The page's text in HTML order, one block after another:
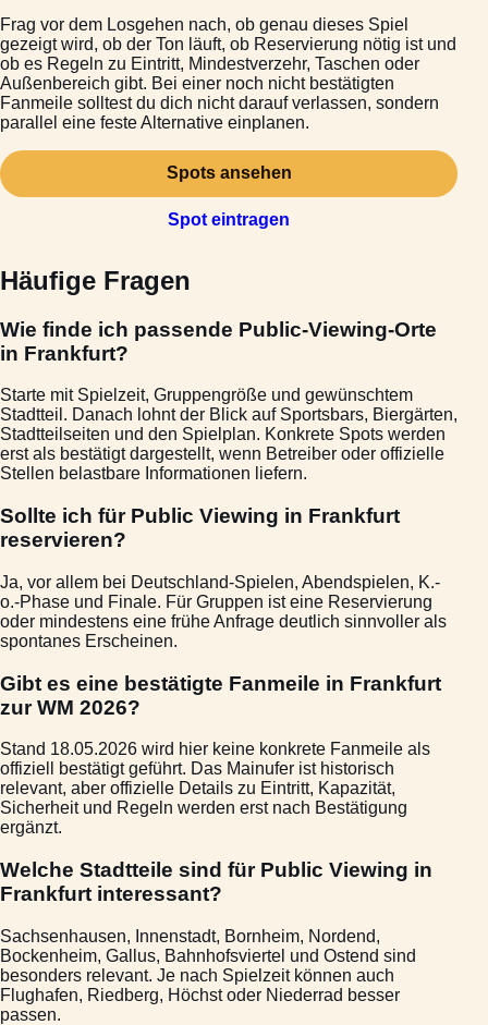
Frag vor dem Losgehen nach, ob genau dieses Spiel
gezeigt wird, ob der Ton läuft, ob Reservierung nötig ist und
ob es Regeln zu Eintritt, Mindestverzehr, Taschen oder
Außenbereich gibt. Bei einer noch nicht bestätigten
Fanmeile solltest du dich nicht darauf verlassen, sondern
parallel eine feste Alternative einplanen.
Spots ansehen
Spot eintragen
Häufige Fragen
Wie finde ich passende Public-Viewing-Orte
in Frankfurt?
Starte mit Spielzeit, Gruppengröße und gewünschtem
Stadtteil. Danach lohnt der Blick auf Sportsbars, Biergärten,
Stadtteilseiten und den Spielplan. Konkrete Spots werden
erst als bestätigt dargestellt, wenn Betreiber oder offizielle
Stellen belastbare Informationen liefern.
Sollte ich für Public Viewing in Frankfurt
reservieren?
Ja, vor allem bei Deutschland-Spielen, Abendspielen, K.-
o.-Phase und Finale. Für Gruppen ist eine Reservierung
oder mindestens eine frühe Anfrage deutlich sinnvoller als
spontanes Erscheinen.
Gibt es eine bestätigte Fanmeile in Frankfurt
zur WM 2026?
Stand 18.05.2026 wird hier keine konkrete Fanmeile als
offiziell bestätigt geführt. Das Mainufer ist historisch
relevant, aber offizielle Details zu Eintritt, Kapazität,
Sicherheit und Regeln werden erst nach Bestätigung
ergänzt.
Welche Stadtteile sind für Public Viewing in
Frankfurt interessant?
Sachsenhausen, Innenstadt, Bornheim, Nordend,
Bockenheim, Gallus, Bahnhofsviertel und Ostend sind
besonders relevant. Je nach Spielzeit können auch
Flughafen, Riedberg, Höchst oder Niederrad besser
passen.